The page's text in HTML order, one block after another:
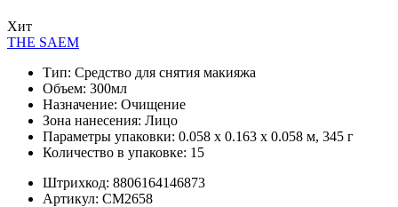
Хит
THE SAEM
Тип: Средство для снятия макияжа
Объем: 300мл
Назначение: Очищение
Зона нанесения: Лицо
Параметры упаковки: 0.058 x 0.163 x 0.058 м, 345 г
Количество в упаковке: 15
Штрихкод: 8806164146873
Артикул: СМ2658